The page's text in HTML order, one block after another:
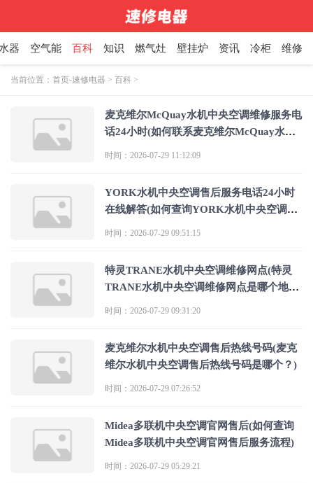
器 空气能 百科 知识 燃气灶 壁挂炉 资讯 冷柜 维修
当前位置： 首页-速修电器 > 百科 >
麦克维尔McQuay水机中央空调维修服务电
话24小时(如何联系麦克维尔McQuay水机
时间：2026-07-29 11:12:09
YORK水机中央空调售后服务电话24小时
在线解答(如何查询YORK水机中央空调售
时间：2026-07-29 09:51:15
特灵TRANE水机中央空调维修网点(特灵
TRANE水机中央空调维修网点是哪个地址
时间：2026-07-29 09:31:20
麦克维尔水机中央空调售后热线号码(麦克
维尔水机中央空调售后热线号码是哪个？)
时间：2026-07-29 07:26:52
Midea多联机中央空调官网售后(如何查询
Midea多联机中央空调官网售后服务流程)
时间：2026-07-29 05:29:21